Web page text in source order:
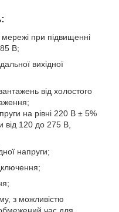
при підвищенні
В;
вихідної
від холостого
на рівні 220 В ± 5%
від 120 до 275 В,
напруги;
з можливістю
час для